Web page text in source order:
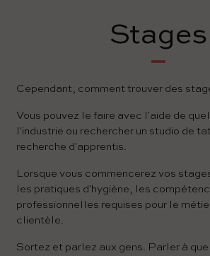
Stages
Cependant, comment trouver des
Vous pouvez le faire avec l'aide de
l'industrie ou rechercher un studio de
recherche d'apprentis.
Lorsque vous commencerez vos
les pratiques d'hygiène, les
professionnelles requises pour le
clientèle.
Sortez et parlez aux gens. Parler à